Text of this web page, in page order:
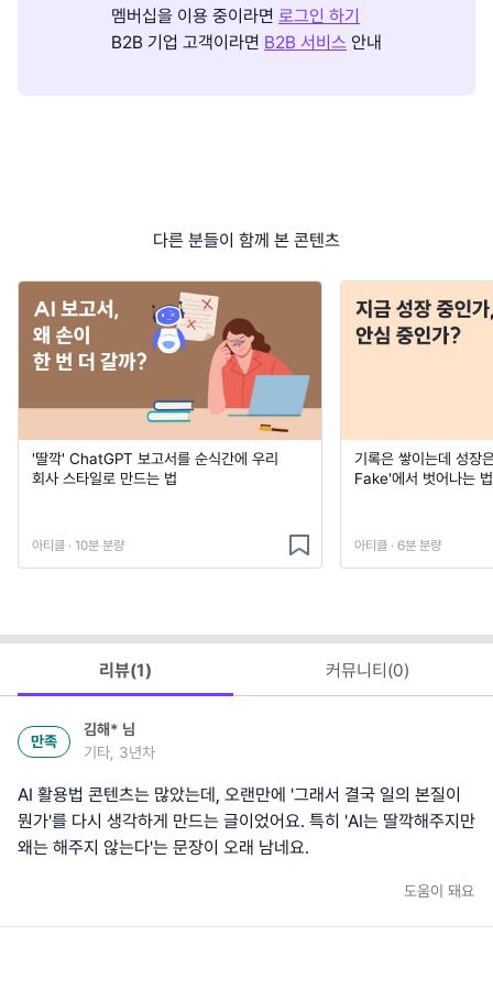
멤버십을 이용 중이라면 로그인 하기
B2B 기업 고객이라면 B2B 서비스 안내
다른 분들이 함께 본 콘텐츠
'딸깍' ChatGPT 보고서를 순식간에 우리
회사 스타일로 만드는 법
아티클 · 10분 분량
기록은 쌓이는데 성장
Fake'에서 벗어나는 법
아티클 · 6분 분량
리뷰(1) 커뮤니티(0)
만족
김해* 님
기타, 3년차
AI 활용법 콘텐츠는 많았는데, 오랜만에 '그래서 결국 일의 본질이
뭔가'를 다시 생각하게 만드는 글이었어요. 특히 'AI는 딸깍해주지만
왜는 해주지 않는다'는 문장이 오래 남네요.
도움이 돼요